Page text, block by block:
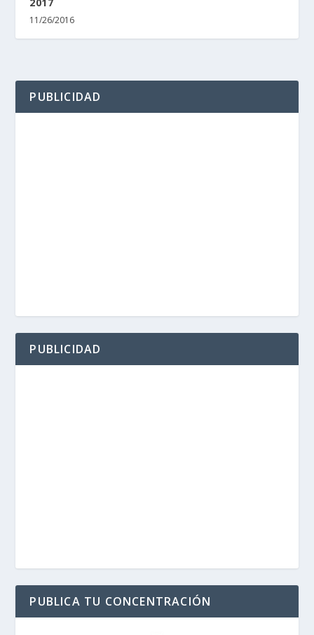
11/26/2016
PUBLICIDAD
PUBLICIDAD
PUBLICA TU CONCENTRACIÓN